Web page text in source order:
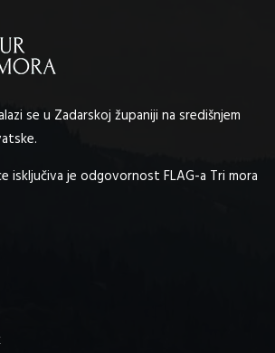
se u Zadarskoj županiji na središnjem
isključiva je odgovornost FLAG-a Tri mora